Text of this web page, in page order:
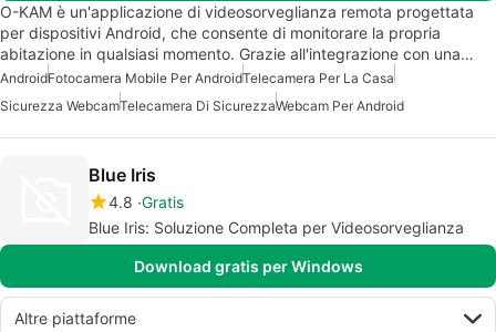
O-KAM è un'applicazione di videosorveglianza remota progettata
per dispositivi Android, che consente di monitorare la propria
abitazione in qualsiasi momento. Grazie all'integrazione con una…
AndroidFotocamera Mobile Per AndroidTelecamera Per La Casa
Sicurezza WebcamTelecamera Di SicurezzaWebcam Per Android
Blue Iris
4.8 Gratis
Blue Iris: Soluzione Completa per Videosorveglianza
Download gratis per Windows
Altre piattaforme